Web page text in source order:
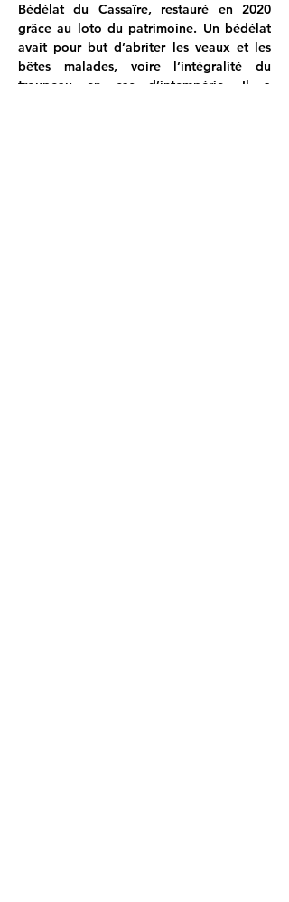
Bédélat du Cassaïre, restauré en 2020
grâce au loto du patrimoine. Un bédélat
avait pour but d’abriter les veaux et les
bêtes malades, voire l’intégralité du
troupeau en cas d’intempérie. Il a